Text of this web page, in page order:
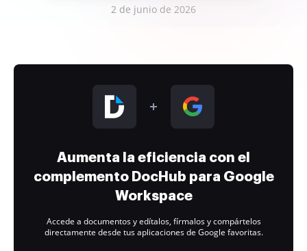
2 de junio de 2026
Aumenta la eficiencia con el
complemento DocHub para Google
Workspace
Accede a documentos y edítalos, fírmalos y compártelos
directamente desde tus aplicaciones de Google favoritas.